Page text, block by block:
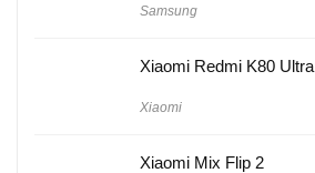
Samsung
Xiaomi Redmi K80 Ultra
Xiaomi
Xiaomi Mix Flip 2